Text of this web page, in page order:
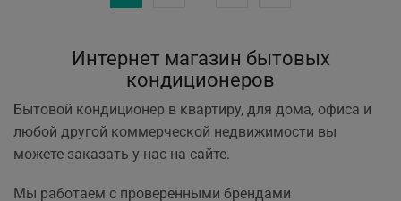
Интернет магазин бытовых
кондиционеров
Бытовой кондиционер в квартиру, для дома, офиса и
любой другой коммерческой недвижимости вы
можете заказать у нас на сайте.
Мы работаем с проверенными брендами